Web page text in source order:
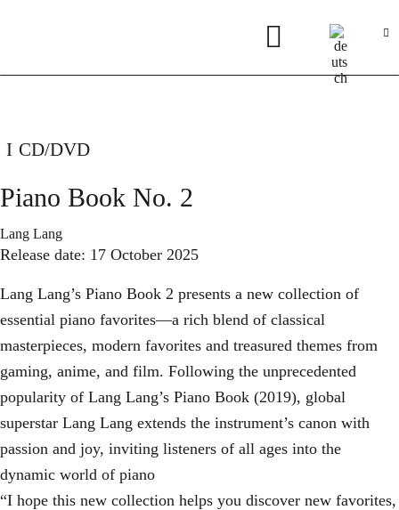
CD/DVD
Piano Book No. 2
Lang Lang
Release date: 17 October 2025
Lang Lang’s Piano Book 2 presents a new collection of
essential piano favorites—a rich blend of classical
masterpieces, modern favorites and treasured themes from
gaming, anime, and film. Following the unprecedented
popularity of Lang Lang’s Piano Book (2019), global
superstar Lang Lang extends the instrument’s canon with
passion and joy, inviting listeners of all ages into the
dynamic world of piano
“I hope this new collection helps you discover new favorites,